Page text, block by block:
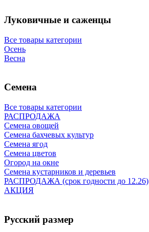
Луковичные и саженцы
Все товары категории
Осень
Весна
Семена
Все товары категории
РАСПРОДАЖА
Семена овощей
Семена бахчевых культур
Семена ягод
Семена цветов
Огород на окне
Семена кустарников и деревьев
РАСПРОДАЖА (срок годности до 12.26)
АКЦИЯ
Русский размер